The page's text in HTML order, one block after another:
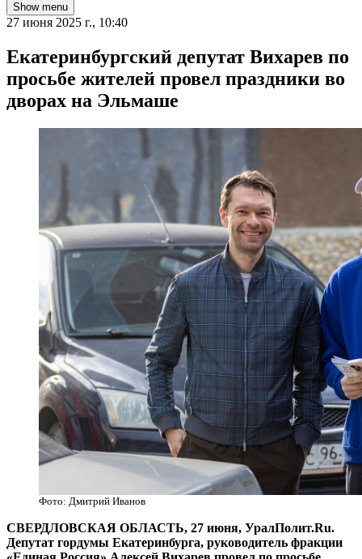
Show menu
27 июня 2025 г., 10:40
Екатеринбургский депутат Вихарев по
просьбе жителей провел праздники во
дворах на Эльмаше
Фото: Дмитрий Иванов
СВЕРДЛОВСКАЯ ОБЛАСТЬ, 27 июня, УралПолит.Ru.
Депутат гордумы Екатеринбурга, руководитель фракции